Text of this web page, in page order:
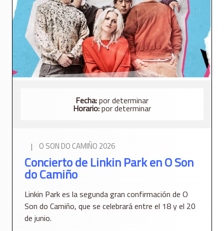
Fecha:por determinar
Horario:por determinar
| O SON DO CAMIÑO 2026
Concierto de Linkin Park en O Son
do Camiño
Linkin Park es la segunda gran confirmación de O
Son do Camiño, que se celebrará entre el 18 y el 20
de junio.